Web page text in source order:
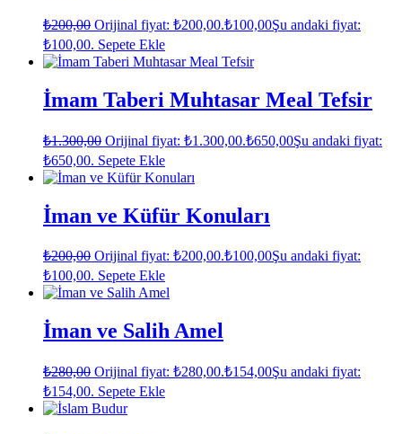
₺200,00 Orijinal fiyat: ₺200,00.₺100,00Şu andaki fiyat:
₺100,00. Sepete Ekle
İmam Taberi Muhtasar Meal Tefsir
₺1.300,00 Orijinal fiyat: ₺1.300,00.₺650,00Şu andaki fiyat:
₺650,00. Sepete Ekle
İman ve Küfür Konuları
₺200,00 Orijinal fiyat: ₺200,00.₺100,00Şu andaki fiyat:
₺100,00. Sepete Ekle
İman ve Salih Amel
₺280,00 Orijinal fiyat: ₺280,00.₺154,00Şu andaki fiyat:
₺154,00. Sepete Ekle